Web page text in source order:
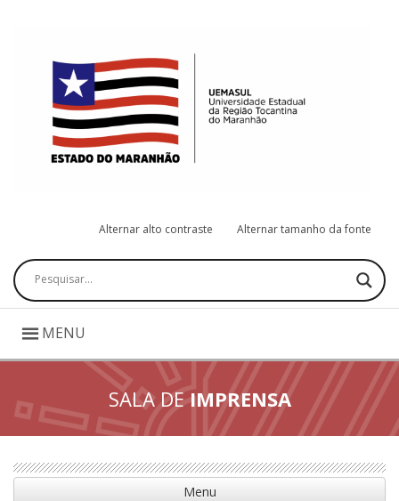
Alternar alto contraste Alternar tamanho da fonte
Pesquisar
MENU
SALA DEIMPRENSA
Menu